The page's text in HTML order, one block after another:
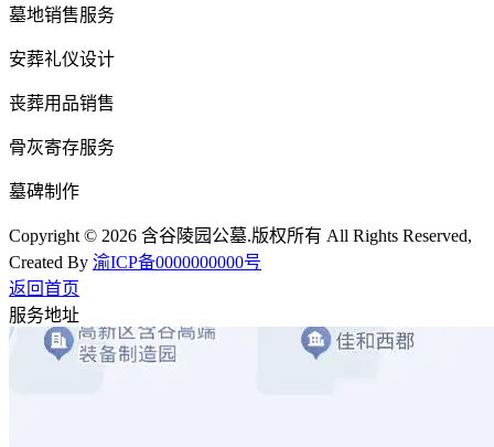
墓地销售服务
安葬礼仪设计
丧葬用品销售
骨灰寄存服务
墓碑制作
Copyright © 2026 含谷陵园公墓.版权所有 All Rights Reserved,
Created By 渝ICP备0000000000号
返回首页
服务地址